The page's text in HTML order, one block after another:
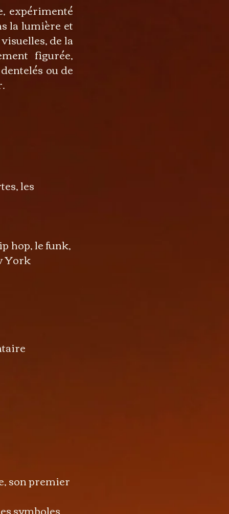
expérimenté
la lumière et
de la
figurée,
ou de
les
hop, le funk,
son premier